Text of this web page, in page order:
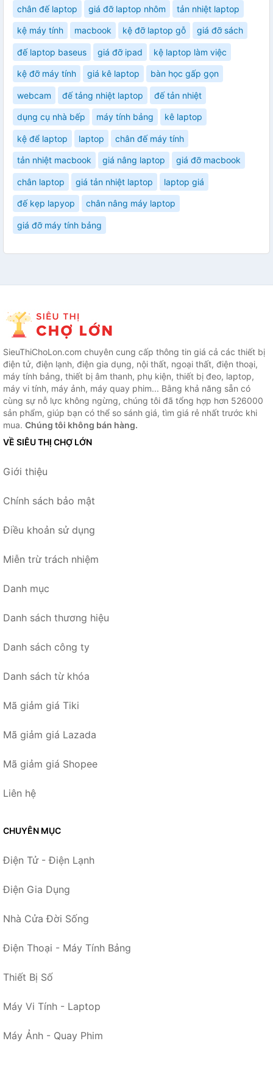
chân đế laptop giá đỡ laptop nhôm tản nhiệt laptop
kệ máy tính macbook kệ đỡ laptop gỗ giá đỡ sách
đế laptop baseus giá đỡ ipad kệ laptop làm việc
kệ đỡ máy tính giá kê laptop bàn học gấp gọn
webcam đế tảng nhiệt laptop đế tản nhiệt
dụng cụ nhà bếp máy tính bảng kê laptop
kệ để laptop laptop chân đế máy tính
tản nhiệt macbook giá nâng laptop giá đỡ macbook
chân laptop giá tản nhiệt laptop laptop giá
đế kẹp lapyop chân nâng máy laptop
giá đỡ máy tính bảng
SieuThiChoLon.com chuyên cung cấp thông tin giá cả các thiết bị
điện tử, điện lạnh, điện gia dụng, nội thất, ngoại thất, điện thoại,
máy tính bảng, thiết bị âm thanh, phụ kiện, thiết bị đeo, laptop,
máy vi tính, máy ảnh, máy quay phim... Bằng khả năng sẵn có
cùng sự nỗ lực không ngừng, chúng tôi đã tổng hợp hơn 526000
sản phẩm, giúp bạn có thể so sánh giá, tìm giá rẻ nhất trước khi
mua. Chúng tôi không bán hàng.
VỀ SIÊU THỊ CHỢ LỚN
Giới thiệu
Chính sách bảo mật
Điều khoản sử dụng
Miễn trừ trách nhiệm
Danh mục
Danh sách thương hiệu
Danh sách công ty
Danh sách từ khóa
Mã giảm giá Tiki
Mã giảm giá Lazada
Mã giảm giá Shopee
Liên hệ
CHUYÊN MỤC
Điện Tử - Điện Lạnh
Điện Gia Dụng
Nhà Cửa Đời Sống
Điện Thoại - Máy Tính Bảng
Thiết Bị Số
Máy Vi Tính - Laptop
Máy Ảnh - Quay Phim